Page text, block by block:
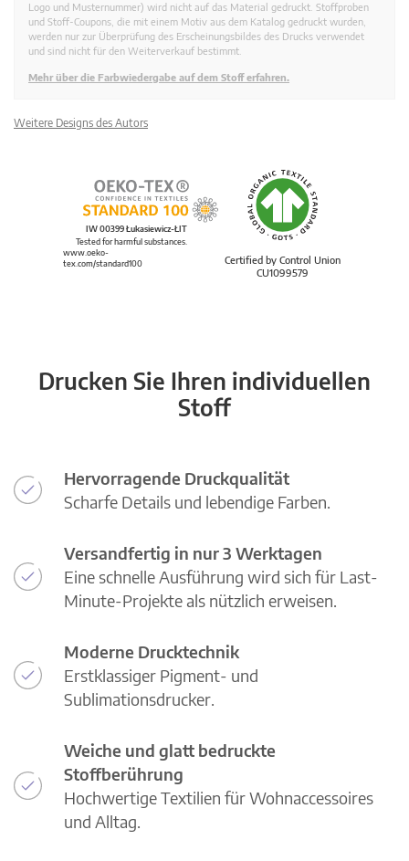
Logo und Musternummer) wird nicht auf das Material gedruckt. Stoffproben
und Stoff-Coupons, die mit einem Motiv aus dem Katalog gedruckt wurden,
werden nur zur Überprüfung des Erscheinungsbildes des Drucks verwendet
und sind nicht für den Weiterverkauf bestimmt.
Mehr über die Farbwiedergabe auf dem Stoff erfahren.
Weitere Designs des Autors
Certified by Control Union
CU1099579
IW 00399 Łukasiewicz-ŁIT
Tested for harmful substances.
www.oeko-
tex.com/standard100
Drucken Sie Ihren individuellen
Stoff
Hervorragende Druckqualität
Scharfe Details und lebendige Farben.
Versandfertig in nur 3 Werktagen
Eine schnelle Ausführung wird sich für Last-
Minute-Projekte als nützlich erweisen.
Moderne Drucktechnik
Erstklassiger Pigment- und
Sublimationsdrucker.
Weiche und glatt bedruckte
Stoffberührung
Hochwertige Textilien für Wohnaccessoires
und Alltag.